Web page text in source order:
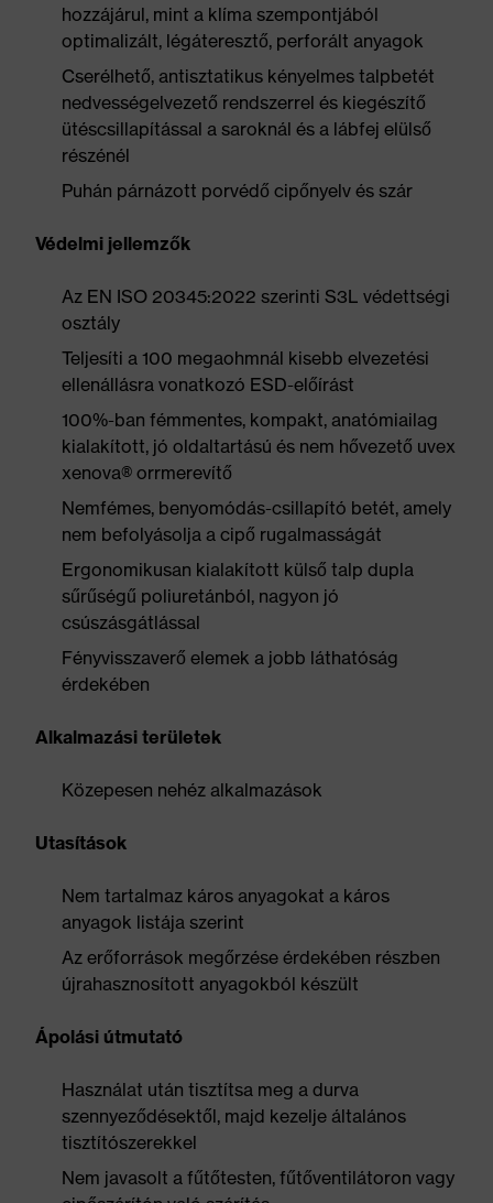
hozzájárul, mint a klíma szempontjából
optimalizált, légáteresztő, perforált anyagok
Cserélhető, antisztatikus kényelmes talpbetét
nedvességelvezető rendszerrel és kiegészítő
ütéscsillapítással a saroknál és a lábfej elülső
részénél
Puhán párnázott porvédő cipőnyelv és szár
Védelmi jellemzők
Az EN ISO 20345:2022 szerinti S3L védettségi
osztály
Teljesíti a 100 megaohmnál kisebb elvezetési
ellenállásra vonatkozó ESD-előírást
100%-ban fémmentes, kompakt, anatómiailag
kialakított, jó oldaltartású és nem hővezető uvex
xenova® orrmerevítő
Nemfémes, benyomódás-csillapító betét, amely
nem befolyásolja a cipő rugalmasságát
Ergonomikusan kialakított külső talp dupla
sűrűségű poliuretánból, nagyon jó
csúszásgátlással
Fényvisszaverő elemek a jobb láthatóság
érdekében
Alkalmazási területek
Közepesen nehéz alkalmazások
Utasítások
Nem tartalmaz káros anyagokat a káros
anyagok listája szerint
Az erőforrások megőrzése érdekében részben
újrahasznosított anyagokból készült
Ápolási útmutató
Használat után tisztítsa meg a durva
szennyeződésektől, majd kezelje általános
tisztítószerekkel
Nem javasolt a fűtőtesten, fűtőventilátoron vagy